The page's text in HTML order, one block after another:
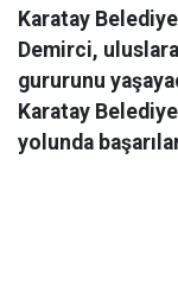
Karatay
Demirci,
gururunu
Karatay
yolunda